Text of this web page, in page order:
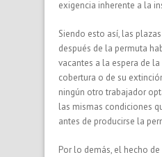
exigencia inherente a la
Siendo esto así, las
después de la permuta
vacantes a la espera de
cobertura o de su
ningún otro trabajador
las mismas condiciones
antes de producirse la
Por lo demás, el hecho